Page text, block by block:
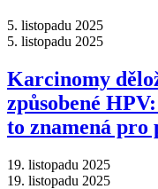
5. listopadu 2025
5. listopadu 2025
Karcinomy
způsobené
to znamená pro
19. listopadu 2025
19. listopadu 2025